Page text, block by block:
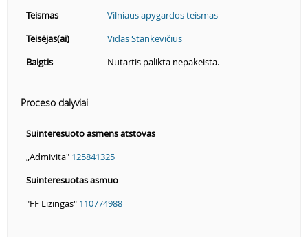
Teismas
Vilniaus apygardos teismas
Teisėjas(ai)
Vidas Stankevičius
Baigtis
Nutartis palikta nepakeista.
Proceso dalyviai
Suinteresuoto asmens atstovas
„Admivita" 125841325
Suinteresuotas asmuo
"FF Lizingas" 110774988